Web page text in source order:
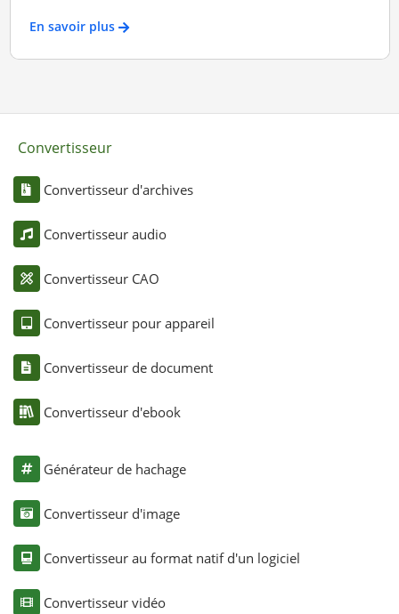
En savoir plus
Convertisseur
Convertisseur d'archives
Convertisseur audio
Convertisseur CAO
Convertisseur pour appareil
Convertisseur de document
Convertisseur d'ebook
Générateur de hachage
Convertisseur d'image
Convertisseur au format natif d'un logiciel
Convertisseur vidéo